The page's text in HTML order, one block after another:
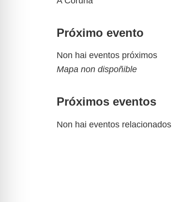
Próximo evento
Non hai eventos próximos
Mapa non dispoñible
Próximos eventos
Non hai eventos relacionados